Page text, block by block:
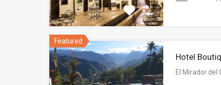
Featured
Hotel
El Mirador del